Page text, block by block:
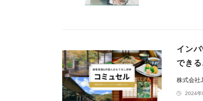
イン
でき
株式会社
2024年